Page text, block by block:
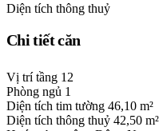
Diện tích thông thuỷ
Chi tiết căn
Vị trí tầng 12
Phòng ngủ 1
Diện tích tim tường 46,10 m²
Diện tích thông thuỷ 42,50 m²